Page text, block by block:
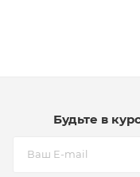
Будьте в